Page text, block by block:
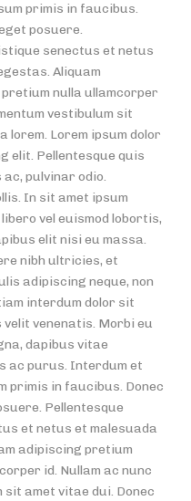
primis in faucibus.
posuere.
senectus et netus
Aliquam
nulla ullamcorper
vestibulum sit
lorem. Lorem ipsum dolor
elit. Pellentesque quis
pulvinar odio.
In sit amet ipsum
vel euismod lobortis,
elit nisi eu massa.
nibh ultricies, et
adipiscing neque, non
interdum dolor sit
venenatis. Morbi eu
dapibus vitae
ac purus. Interdum et
primis in faucibus. Donec
Pellentesque
et netus et malesuada
adipiscing pretium
id. Nullam ac nunc
amet vitae dui. Donec